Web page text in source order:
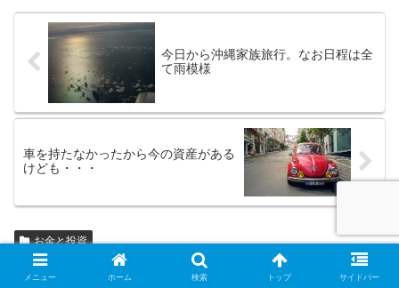
今日から沖縄家族旅行。なお日程は全
て雨模様
車を持たなかったから今の資産がある
けども・・・
お金と投資
＼シェア頂けると嬉しいです／
メニュー ホーム 検索 トップ サイドバー